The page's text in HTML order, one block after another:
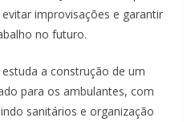
improvisações e garantir
no futuro.
a construção de um
para os ambulantes, com
sanitários e organização